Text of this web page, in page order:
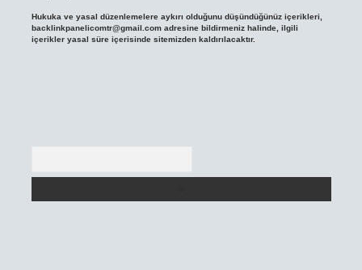
Hukuka ve yasal düzenlemelere aykırı olduğunu düşündüğünüz içerikleri,
backlinkpanelicomtr@gmail.comadresine bildirmeniz halinde, ilgili
içerikler yasal süre içerisinde sitemizden kaldırılacaktır.